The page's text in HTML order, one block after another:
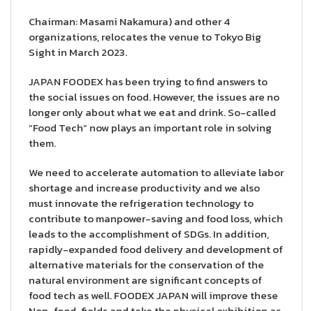
Chairman: Masami Nakamura) and other 4
organizations, relocates the venue to Tokyo Big
Sight in March 2023.
JAPAN FOODEX has been trying to find answers to
the social issues on food. However, the issues are no
longer only about what we eat and drink. So-called
“Food Tech” now plays an important role in solving
them.
We need to accelerate automation to alleviate labor
shortage and increase productivity and we also
must innovate the refrigeration technology to
contribute to manpower-saving and food loss, which
leads to the accomplishment of SDGs. In addition,
rapidly-expanded food delivery and development of
alternative materials for the conservation of the
natural environment are significant concepts of
food tech as well. FOODEX JAPAN will improve these